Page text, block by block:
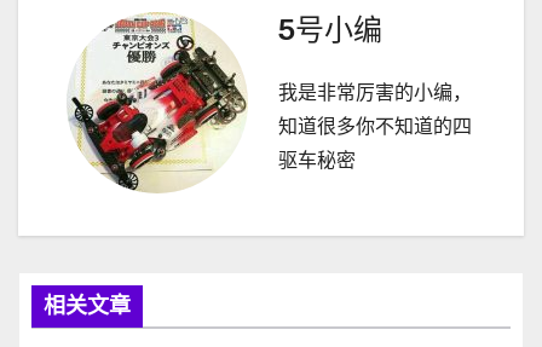
5号小编
我是非常厉害的小编，
知道很多你不知道的四
驱车秘密
相关文章